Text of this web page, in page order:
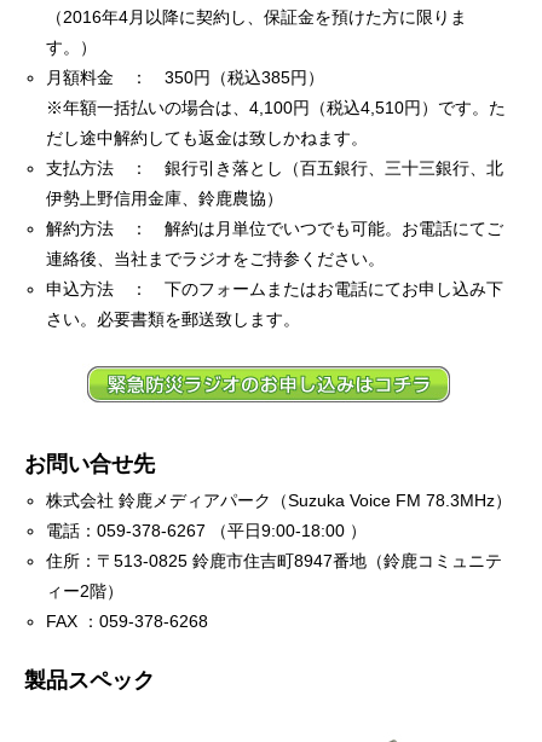
（2016年4月以降に契約し、保証金を預けた方に限りま
す。）
月額料金 ： 350円（税込385円）
※年額一括払いの場合は、4,100円（税込4,510円）です。た
だし途中解約しても返金は致しかねます。
支払方法 ： 銀行引き落とし（百五銀行、三十三銀行、北
伊勢上野信用金庫、鈴鹿農協）
解約方法 ： 解約は月単位でいつでも可能。お電話にてご
連絡後、当社までラジオをご持参ください。
申込方法 ： 下のフォームまたはお電話にてお申し込み下
さい。必要書類を郵送致します。
お問い合せ先
株式会社 鈴鹿メディアパーク（Suzuka Voice FM 78.3MHz）
電話：059-378-6267 （平日9:00-18:00 ）
住所：〒513-0825 鈴鹿市住吉町8947番地（鈴鹿コミュニテ
ィー2階）
FAX ：059-378-6268
製品スペック